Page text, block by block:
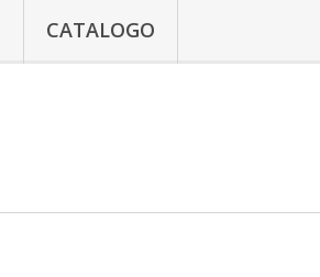
CATALOGO